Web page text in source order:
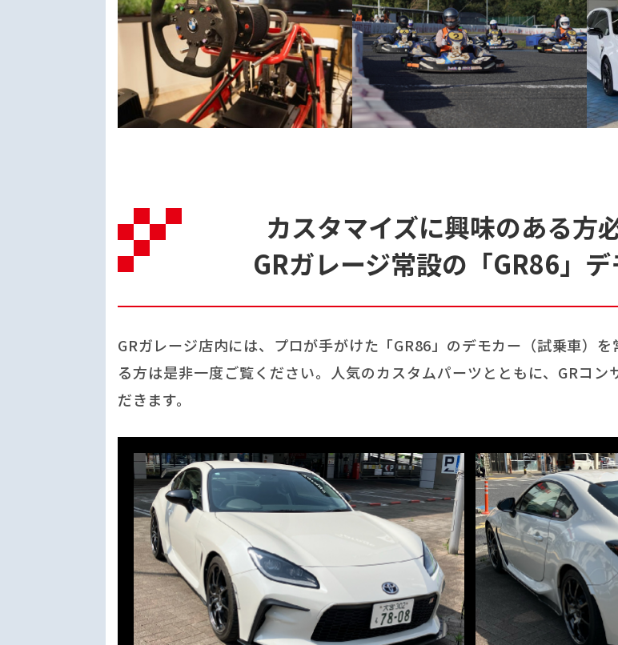
カスタマイズに興味のある方
GRガレージ常設の「GR86」
GRガレージ店内には、プロが手がけた「GR86」のデモカー（試乗車）
る方は是非一度ご覧ください。人気のカスタムパーツとともに、GRコ
だきます。